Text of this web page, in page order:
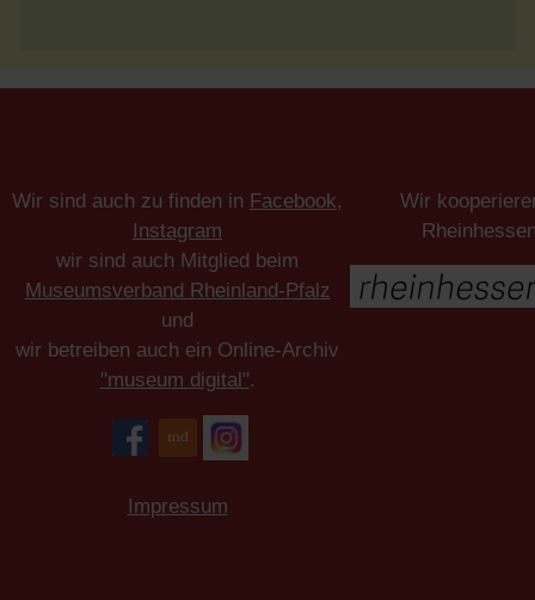
Wir sind auch zu finden in Facebook,
Instagram
wir sind auch Mitglied beim
Museumsverband Rheinland-Pfalz
und
wir betreiben auch ein Online-Archiv
"museum digital".
Impressum
Wir